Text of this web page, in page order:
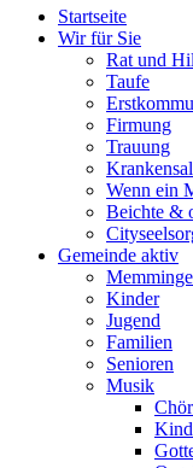
Startseite
Wir für Sie
Rat und
Taufe
Firmung
Trauung
Wenn ein
Beichte &
Gemeinde aktiv
Kinder
Jugend
Familien
Senioren
Musik